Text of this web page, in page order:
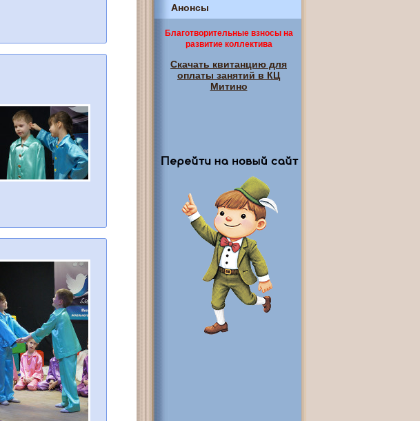
Анонсы
Благотворительные взносы на
развитие коллектива
Скачать квитанцию для
оплаты занятий в КЦ
Митино